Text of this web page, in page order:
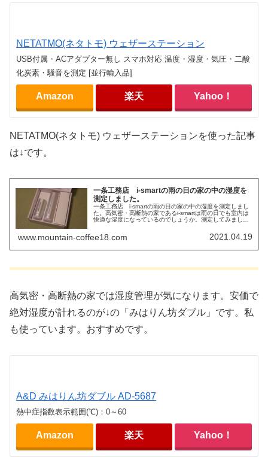
NETATMO(ネタトモ) ウェザーステーション
USB付属・ACアダプター無し スマホ対応 温度・湿度・気圧・二酸
化炭素・騒音を測定 [並行輸入品]
Amazon 楽天 Yahoo！
NETATMO(ネタトモ) ウェザーステーションを使った記事
は↓です。
一条工務店 i-smartの雨の日の家の中の湿度を
測定しました。
一条工務店 i-smartの雨の日の家の中の湿度を測定しまし
た。高気密・高断熱の家であるi-smartは雨の日でも室内は
快適な湿度になっているのでしょうか。測定してみまし
www.mountain-coffee18.com 2021.04.19
高気密・高断熱の家では湿度管理が気になります。安価で
絶対湿度が計れるのが↓の「みはりん坊ダブル」です。私
も使っています。おすすめです。
A&D みはりん坊ダブル AD-5687
熱中症指数表示範囲(℃)：0～60
Amazon 楽天 Yahoo！